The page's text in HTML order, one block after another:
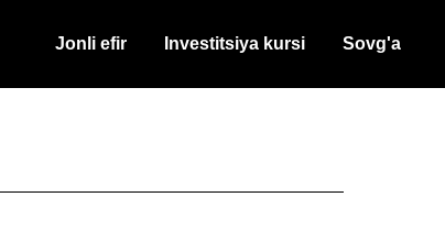
Jonli efir Investitsiya kursi Sovg'a